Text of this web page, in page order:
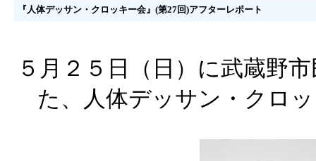
『人体デッサン・クロッキー会』(第27回)アフターレポート
５月２５日（日）に武蔵野
た、人体デッサン・クロ